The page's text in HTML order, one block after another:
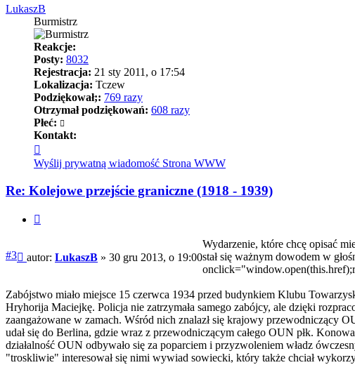
LukaszB
Burmistrz
Reakcje:
Posty: 8032
Rejestracja: 21 sty 2011, o 17:54
Lokalizacja: Tczew
Podziękował;: 769 razy
Otrzymał podziękowań: 608 razy
Płeć:
Kontakt:
się
z
LukaszB
Wyślij prywatną wiadomość Strona WWW
Re: Kolejowe przejście graniczne (1918 - 1939)
#3 Post
autor: LukaszB » 30 gru 2013, o 19:00
Wydarzenie, które chcę opisać
stał się ważnym dowodem w
Zabójstwo miało miejsce 15 czerwca 1934 przed budynkiem Klubu
Hryhorija Maciejkę. Policja nie zatrzymała samego zabójcy, ale dzięki
zaangażowane w zamach. Wśród nich znalazł się krajowy przewodniczący
udał się do Berlina, gdzie wraz z przewodniczącym całego OUN płk.
działalność OUN odbywało się za poparciem i przyzwoleniem władz
"troskliwie" interesował się nimi wywiad sowiecki, który także chciał